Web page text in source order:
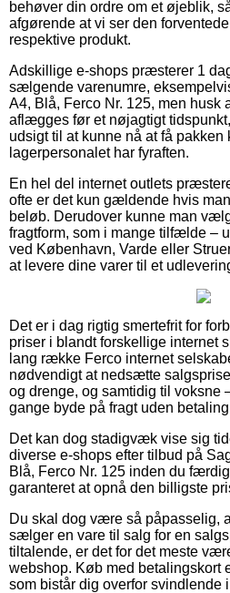
behøver din ordre om et øjeblik,
afgørende at vi ser den
respektive produkt.
Adskillige e-shops præsterer 1
sælgende varenumre,
A4, Blå, Ferco Nr. 125, men husk
aflægges før et nøjagtigt
udsigt til at kunne nå at få pakken
lagerpersonalet har fyraften.
En hel del internet outlets
ofte er det kun gældende hvis
beløb. Derudover kunne man
fragtform, som i mange tilfælde –
ved København, Varde eller
at levere dine varer til et
Det er i dag rigtig smertefrit for
priser i blandt forskellige internet
lang række Ferco internet
nødvendigt at nedsætte
og drenge, og samtidig til voksne
gange byde på fragt uden
Det kan dog stadigvæk vise sig
diverse e-shops efter tilbud på
Blå, Ferco Nr. 125 inden du
garanteret at opnå den billigste
Du skal dog være så påpasselig,
sælger en vare til salg for en
tiltalende, er det for det meste
webshop. Køb med betalingskort
som bistår dig overfor svindlende